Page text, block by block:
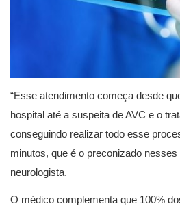
“Esse atendimento começa desde
hospital até a suspeita de AVC e o
conseguindo realizar todo esse
minutos, que é o preconizado
neurologista.
O médico complementa que 100%